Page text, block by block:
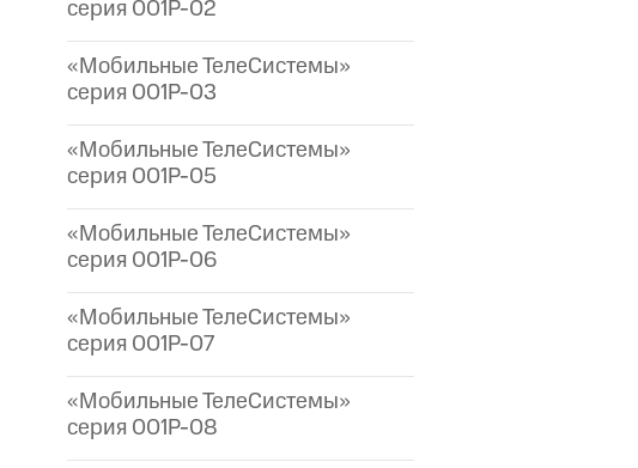
серия 001P-02
«Мобильные ТелеСистемы»
серия 001P-03
«Мобильные ТелеСистемы»
серия 001P-05
«Мобильные ТелеСистемы»
серия 001P-06
«Мобильные ТелеСистемы»
серия 001P-07
«Мобильные ТелеСистемы»
серия 001P-08